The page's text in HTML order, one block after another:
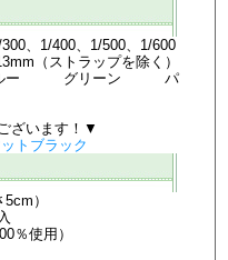
400、1/500、1/600
（ストラップを除く）
グリーン パ
す！▼
トブラック
）
％使用）